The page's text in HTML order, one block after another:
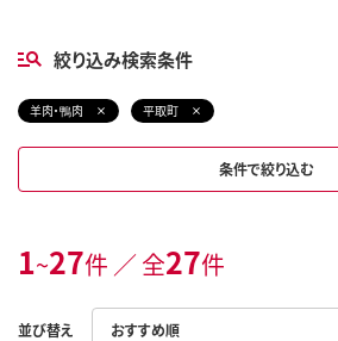
絞り込み検索条件
羊肉・鴨肉 平取町
条件で絞り込む
1~27件 ／ 全27件
並び替え